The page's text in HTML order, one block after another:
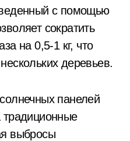
с помощью
сократить
на 0,5-1 кг, что
деревьев.
панелей
традиционные
выбросы